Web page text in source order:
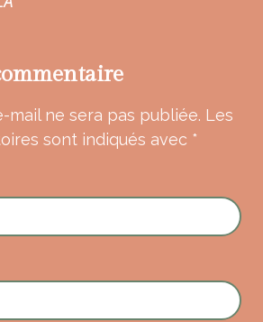
mail ne sera pas publiée. Les
sont indiqués avec *